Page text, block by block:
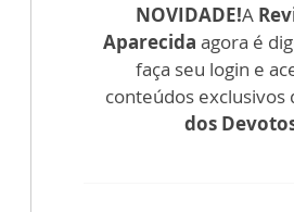
NOVIDADE!A
Aparecida agora é
faça seu login e
conteúdos exclusivos
dos